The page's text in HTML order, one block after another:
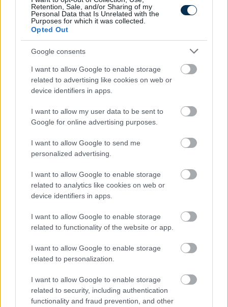
Retention, Sale, and/or Sharing of my
Personal Data that Is Unrelated with the
Purposes for which it was collected.
Opted Out
Google consents
I want to allow Google to enable storage
related to advertising like cookies on web or
device identifiers in apps.
I want to allow my user data to be sent to
Google for online advertising purposes.
I want to allow Google to send me
personalized advertising.
I want to allow Google to enable storage
related to analytics like cookies on web or
device identifiers in apps.
I want to allow Google to enable storage
related to functionality of the website or app.
I want to allow Google to enable storage
related to personalization.
I want to allow Google to enable storage
related to security, including authentication
functionality and fraud prevention, and other
A hazai vegyipar 200 MW-al csökkentette
energiafelhasználását
2026.08.06. 13:32
És ezeket kiszámoltad már?